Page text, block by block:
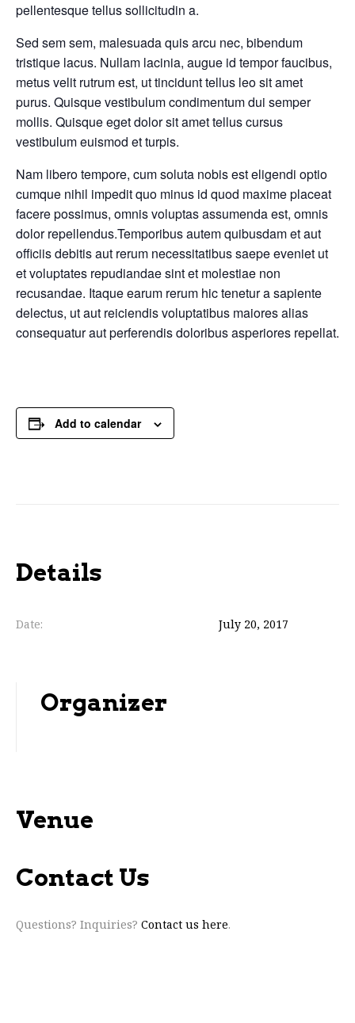
pellentesque tellus sollicitudin a.
Sed sem sem, malesuada quis arcu nec, bibendum
tristique lacus. Nullam lacinia, augue id tempor faucibus,
metus velit rutrum est, ut tincidunt tellus leo sit amet
purus. Quisque vestibulum condimentum dui semper
mollis. Quisque eget dolor sit amet tellus cursus
vestibulum euismod et turpis.
Nam libero tempore, cum soluta nobis est eligendi optio
cumque nihil impedit quo minus id quod maxime placeat
facere possimus, omnis voluptas assumenda est, omnis
dolor repellendus.Temporibus autem quibusdam et aut
officiis debitis aut rerum necessitatibus saepe eveniet ut
et voluptates repudiandae sint et molestiae non
recusandae. Itaque earum rerum hic tenetur a sapiente
delectus, ut aut reiciendis voluptatibus maiores alias
consequatur aut perferendis doloribus asperiores repellat.
Add to calendar
Details
Date: July 20, 2017
Organizer
Venue
Contact Us
Questions? Inquiries? Contact us here.